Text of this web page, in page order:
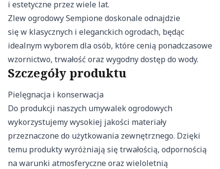
i estetyczne przez wiele lat.
Zlew ogrodowy Sempione doskonale odnajdzie
się w klasycznych i eleganckich ogrodach, będąc
idealnym wyborem dla osób, które cenią ponadczasowe
wzornictwo, trwałość oraz wygodny dostęp do wody.
Szczegóły produktu
Pielęgnacja i konserwacja
Do produkcji naszych umywalek ogrodowych
wykorzystujemy wysokiej jakości materiały
przeznaczone do użytkowania zewnętrznego. Dzięki
temu produkty wyróżniają się trwałością, odpornością
na warunki atmosferyczne oraz wieloletnią